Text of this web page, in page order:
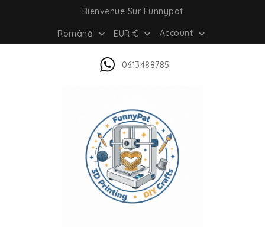
Bienvenue Sur Funnypat
Română  EUR €  Account 
0613488785